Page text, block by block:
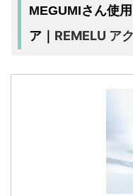
MEGUMIさん使
ア｜ REMELU ア